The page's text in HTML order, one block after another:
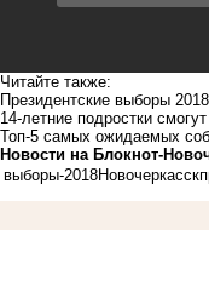
Читайте также:
Президентские выборы
14-летние подростки
Топ-5 самых ожидаемых
Новости на Блoкнoт-
выборы-2018Новочеркасск